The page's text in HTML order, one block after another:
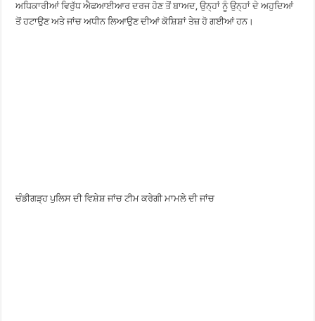
ਅਧਿਕਾਰੀਆਂ ਵਿਰੁੱਧ ਐਫਆਈਆਰ ਦਰਜ ਹੋਣ ਤੋਂ ਬਾਅਦ, ਉਨ੍ਹਾਂ ਨੂੰ ਉਨ੍ਹਾਂ ਦੇ ਅਹੁਦਿਆਂ
ਤੋਂ ਹਟਾਉਣ ਅਤੇ ਜਾਂਚ ਅਧੀਨ ਲਿਆਉਣ ਦੀਆਂ ਕੋਸ਼ਿਸ਼ਾਂ ਤੇਜ਼ ਹੋ ਗਈਆਂ ਹਨ।
ਚੰਡੀਗੜ੍ਹ ਪੁਲਿਸ ਦੀ ਵਿਸ਼ੇਸ਼ ਜਾਂਚ ਟੀਮ ਕਰੇਗੀ ਮਾਮਲੇ ਦੀ ਜਾਂਚ